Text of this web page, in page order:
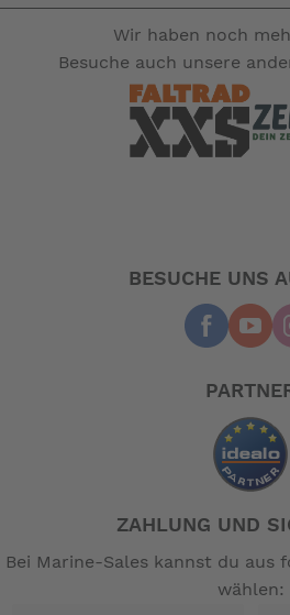
Wir haben noch
Besuche auch unsere
BESUCHE UNS
ZAHLUNG UND
Bei Marine-Sales kannst du aus
wählen: